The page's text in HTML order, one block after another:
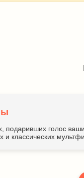
подаривших голос
классических